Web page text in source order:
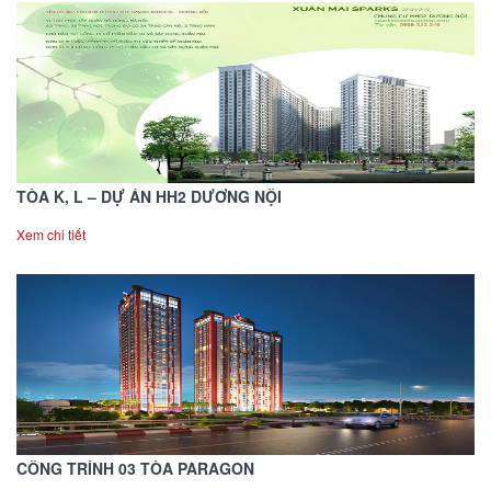
TÒA K, L – DỰ ÁN HH2 DƯƠNG NỘI
Xem chi tiết
CÔNG TRÌNH 03 TÒA PARAGON